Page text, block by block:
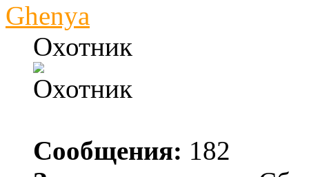
Ghenya
Охотник
Сообщения: 182